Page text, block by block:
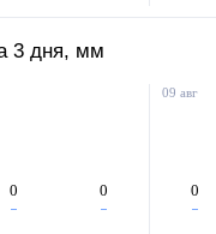
3 дня, мм
0 0
09 авг
0